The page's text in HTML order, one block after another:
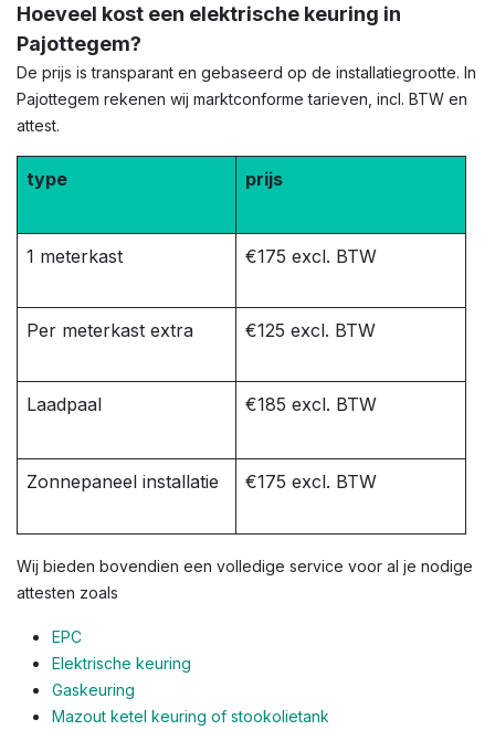
Hoeveel kost een elektrische keuring in
Pajottegem?
De prijs is transparant en gebaseerd op de installatiegrootte. In
Pajottegem rekenen wij marktconforme tarieven, incl. BTW en
attest.
type prijs
1 meterkast €175 excl. BTW
Per meterkast extra €125 excl. BTW
Laadpaal €185 excl. BTW
Zonnepaneel installatie €175 excl. BTW
Wij bieden bovendien een volledige service voor al je nodige
attesten zoals
EPC
Elektrische keuring
Gaskeuring
Mazout ketel keuring of stookolietank